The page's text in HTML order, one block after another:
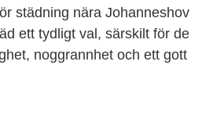
städning nära Johanneshov
ett tydligt val, särskilt för de
noggrannhet och ett gott